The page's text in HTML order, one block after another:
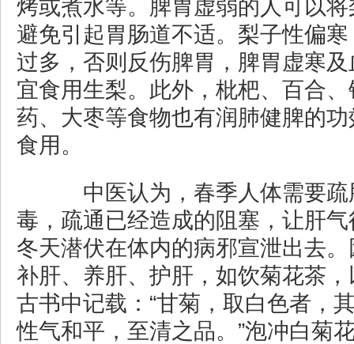
烤或煮水等。脾胃虚弱的人可以
避免引起胃肠道不适。梨子性偏
过多，否则反伤脾胃，脾胃虚寒
宜食用生梨。此外，枇杷、百合
药、大枣等食物也有润肺健脾的
食用。
中医认为，春季人体需要疏
毒，疏通已经造成的阻塞，让肝
冬天潜伏在体内的病邪宣泄出去
补肝、养肝、护肝，如饮菊花茶
古书中记载：“甘菊，取白色者，
性气和平，至清之品。”泡冲白菊